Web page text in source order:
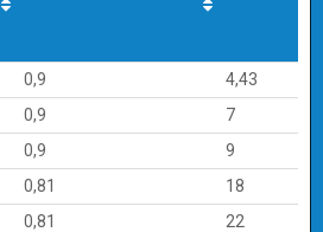
0,9
4,43
0,9
7
0,9
9
0,81
18
0,81
22